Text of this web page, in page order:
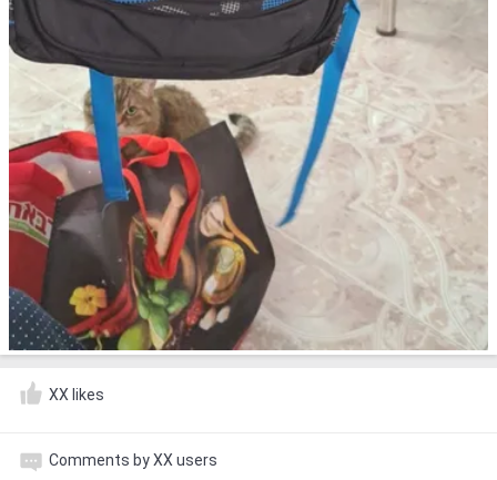
XX likes
Comments by XX users